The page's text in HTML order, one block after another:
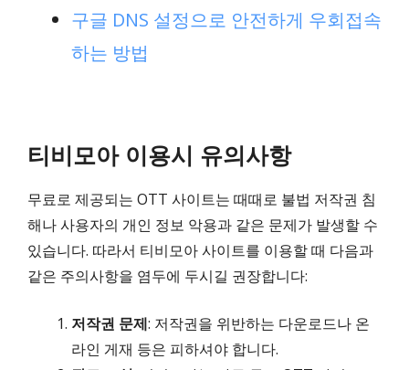
구글 DNS 설정으로 안전하게 우회접속
하는 방법
티비모아 이용시 유의사항
무료로 제공되는 OTT 사이트는 때때로 불법 저작권 침
해나 사용자의 개인 정보 악용과 같은 문제가 발생할 수
있습니다. 따라서 티비모아 사이트를 이용할 때 다음과
같은 주의사항을 염두에 두시길 권장합니다:
저작권 문제: 저작권을 위반하는 다운로드나 온
라인 게재 등은 피하셔야 합니다.